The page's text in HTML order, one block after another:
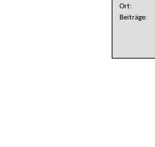
Ort
Beiträge